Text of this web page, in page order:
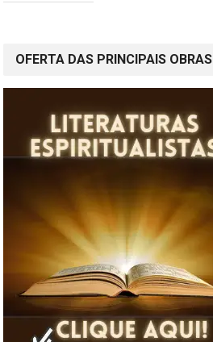
OFERTA DAS PRINCIPAIS OBRAS